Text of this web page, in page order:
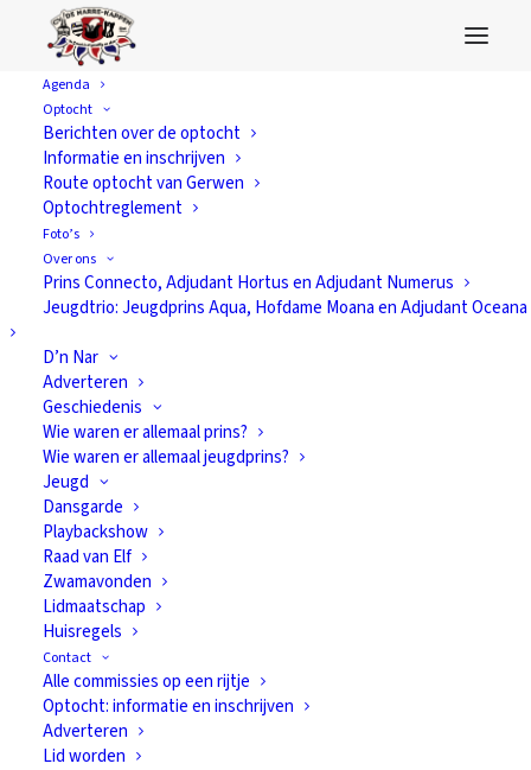
Agenda
Optocht
Berichten over de optocht
Informatie en inschrijven
Route optocht van Gerwen
Optochtreglement
Foto’s
Over ons
Prins Connecto, Adjudant Hortus en Adjudant Numerus
Jeugdtrio: Jeugdprins Aqua, Hofdame Moana en Adjudant Oceana
D’n Nar
Adverteren
Geschiedenis
Wie waren er allemaal prins?
Wie waren er allemaal jeugdprins?
Jeugd
Dansgarde
Playbackshow
Raad van Elf
Zwamavonden
Lidmaatschap
Huisregels
Contact
Alle commissies op een rijtje
Optocht: informatie en inschrijven
Adverteren
Lid worden
Seniorenmiddag
Frans Bunthof is Senior
van het Jaar 2019
23 februari 2019
Tijdens de gezellige seniorenmiddag is Frans
Bunthof uitgeroepen tot Senior van het Jaar.